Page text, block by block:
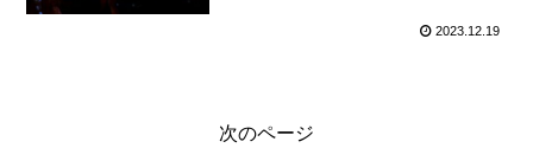
2023.12.19
次のページ